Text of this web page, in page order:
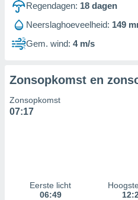
Regendagen: 18 dagen
Neerslaghoeveelheid: 149
Gem. wind: 4 m/s
Zonsopkomst en
Zonsopkomst
07:17
Eerste licht
06:49